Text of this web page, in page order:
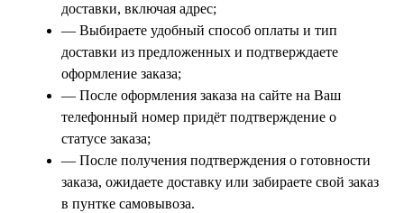
доставки, включая адрес;
— Выбираете удобный способ оплаты и тип
доставки из предложенных и подтверждаете
оформление заказа;
— После оформления заказа на сайте на Ваш
телефонный номер придёт подтверждение о
статусе заказа;
— После получения подтверждения о готовности
заказа, ожидаете доставку или забираете свой заказ
в пунтке самовывоза.